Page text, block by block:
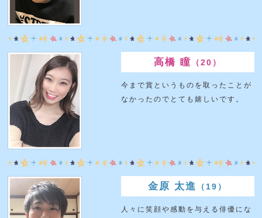
高橋 瞳 （20）
今まで賞というものを取ったことが
なかったのでとても嬉しいです。
金原 太進 （19）
人々に笑顔や感動を与える俳優にな